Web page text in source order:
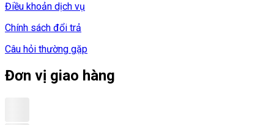
Điều khoản dịch vụ
Chính sách đổi trả
Câu hỏi thường gặp
Đơn vị giao hàng